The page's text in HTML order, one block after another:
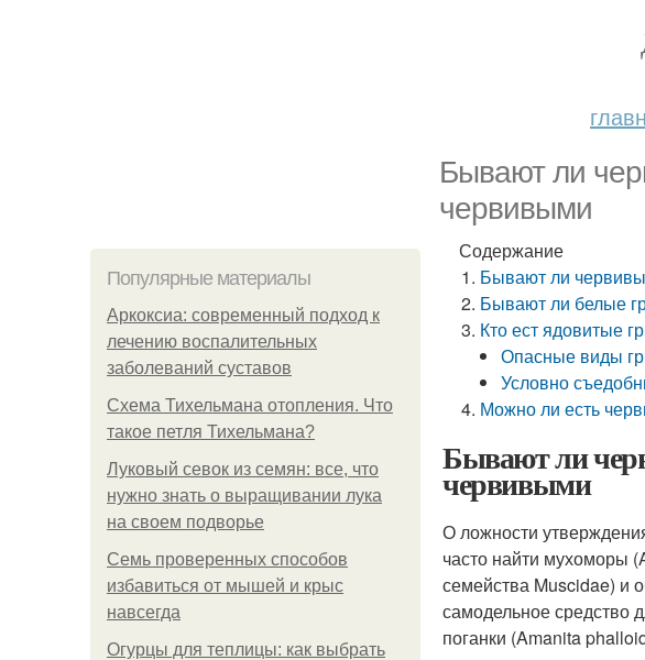
Бывают ли
червивыми
Популярные материалы
Аркоксиа: современный подход к
лечению воспалительных
заболеваний суставов
Схема Тихельмана отопления. Что
такое петля Тихельмана?
Луковый севок из семян: все, что
нужно знать о выращивании лука
на своем подворье
Семь проверенных способов
избавиться от мышей и крыс
навсегда
Огурцы для теплицы: как выбрать
Содержание
Бывают ли
Бывают ли белые
Кто ест ядовитые
Опасные виды
Условно
Можно ли есть
Бывают ли
червивыми
О ложности
часто найти мухоморы
семейства Muscidae) и
самодельное средство
поганки (Amanita